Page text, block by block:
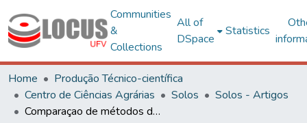
Communities
&
Collections
All of
DSpace
Statistics
Home
Produção Técnico-científica
Centro de Ciências Agrárias
Solos
Solos - Artigos
Comparaçao de métodos de determinação do carbono orgânico em solos cultivados com eucalipto